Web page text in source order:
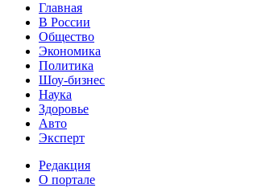
Главная
В России
Общество
Экономика
Политика
Шоу-бизнес
Наука
Здоровье
Авто
Эксперт
Редакция
О портале